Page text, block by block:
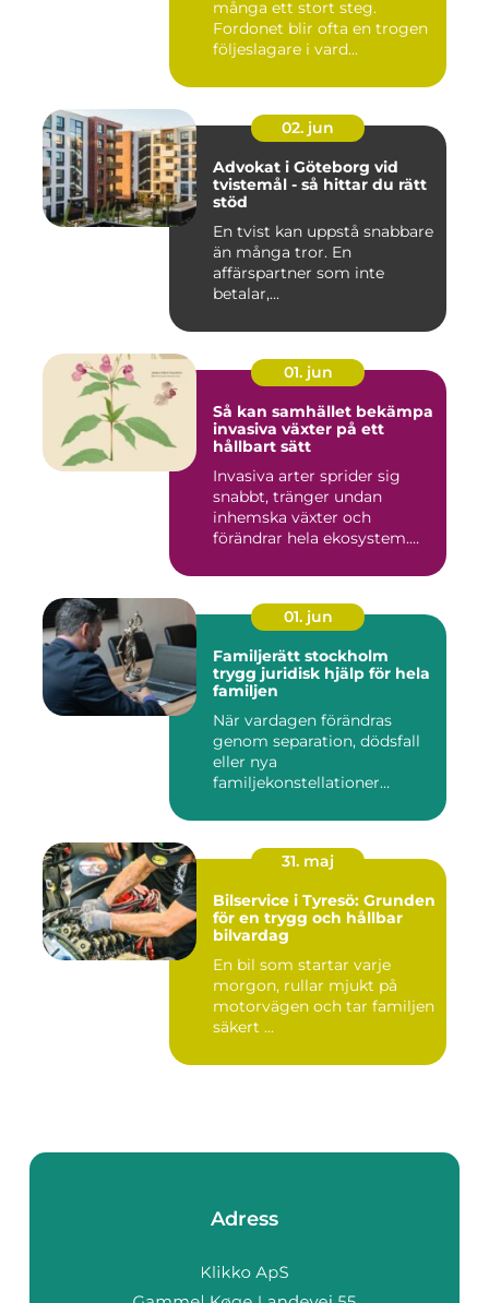
många ett stort steg.
Fordonet blir ofta en trogen
följeslagare i vard...
02. jun
Advokat i Göteborg vid
tvistemål - så hittar du rätt
stöd
En tvist kan uppstå snabbare
än många tror. En
affärspartner som inte
betalar,...
01. jun
Så kan samhället bekämpa
invasiva växter på ett
hållbart sätt
Invasiva arter sprider sig
snabbt, tränger undan
inhemska växter och
förändrar hela ekosystem.
01. jun
Familjerätt stockholm
trygg juridisk hjälp för hela
familjen
När vardagen förändras
genom separation, dödsfall
eller nya
familjekonstellationer
31. maj
Bilservice i Tyresö: Grunden
för en trygg och hållbar
bilvardag
En bil som startar varje
morgon, rullar mjukt på
motorvägen och tar familjen
säkert ...
Adress